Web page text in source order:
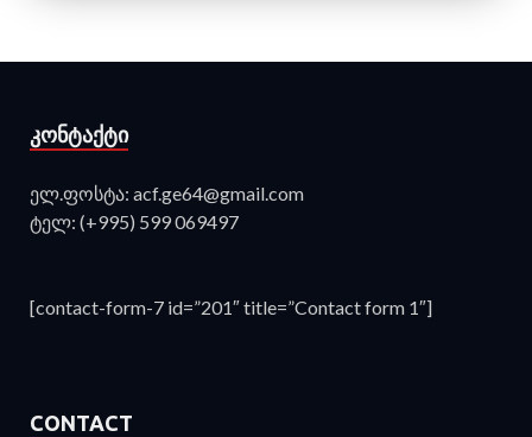
ᲙᲝᲜᲢᲐᲥᲢᲘ
ელ.ფოსტა: acf.ge64@gmail.com
ტელ: (+995) 599 069497
[contact-form-7 id=”201″ title=”Contact form 1″]
CONTACT